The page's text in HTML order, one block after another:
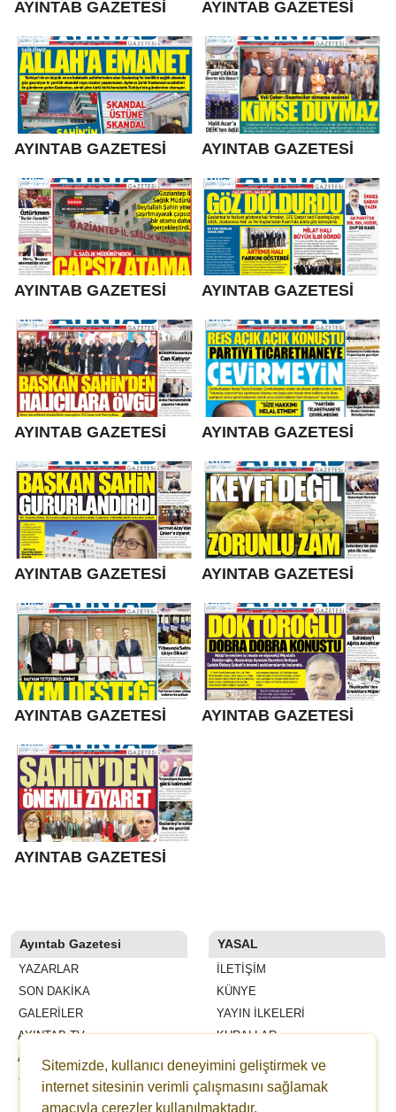
AYINTAB GAZETESİ AYINTAB GAZETESİ
AYINTAB GAZETESİ AYINTAB GAZETESİ
AYINTAB GAZETESİ AYINTAB GAZETESİ
AYINTAB GAZETESİ AYINTAB GAZETESİ
AYINTAB GAZETESİ AYINTAB GAZETESİ
AYINTAB GAZETESİ AYINTAB GAZETESİ
AYINTAB GAZETESİ
Ayıntab Gazetesi
YAZARLAR
SON DAKİKA
GALERİLER
AYINTAB TV
ANKETLER
GAZETELER
YASAL
İLETIŞIM
KÜNYE
YAYIN İLKELERI
KURALLAR
GIZLILIK
KULLANICI SÖZLEŞMESI
VERI POLITIKASI
Sitemizde, kullanıcı deneyimini geliştirmek ve
internet sitesinin verimli çalışmasını sağlamak
amacıyla çerezler kullanılmaktadır.